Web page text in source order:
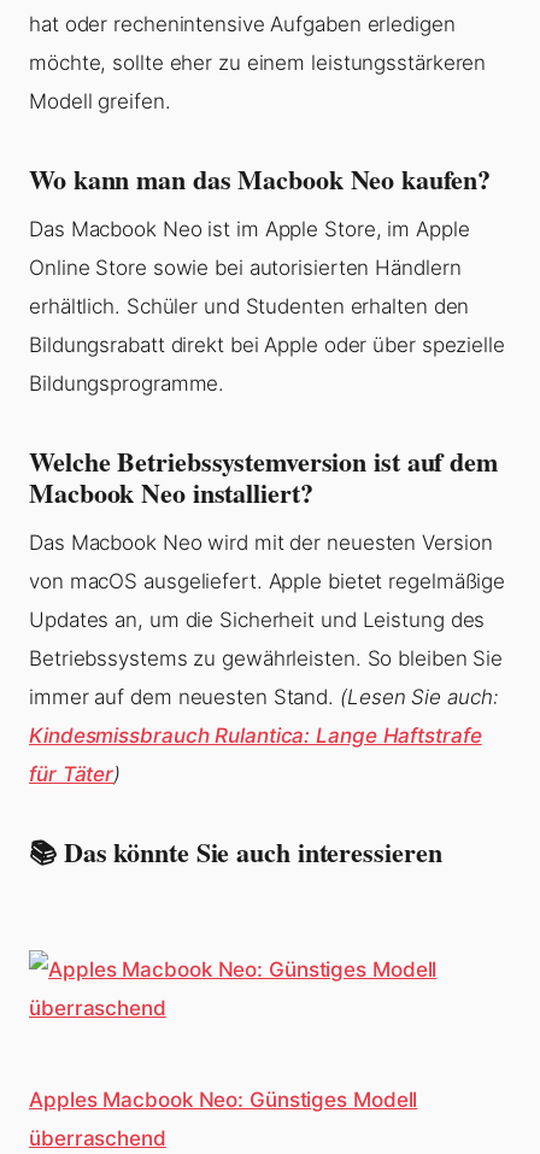
hat oder rechenintensive Aufgaben erledigen
möchte, sollte eher zu einem leistungsstärkeren
Modell greifen.
Wo kann man das Macbook Neo kaufen?
Das Macbook Neo ist im Apple Store, im Apple
Online Store sowie bei autorisierten Händlern
erhältlich. Schüler und Studenten erhalten den
Bildungsrabatt direkt bei Apple oder über spezielle
Bildungsprogramme.
Welche Betriebssystemversion ist auf dem
Macbook Neo installiert?
Das Macbook Neo wird mit der neuesten Version
von macOS ausgeliefert. Apple bietet regelmäßige
Updates an, um die Sicherheit und Leistung des
Betriebssystems zu gewährleisten. So bleiben Sie
immer auf dem neuesten Stand. (Lesen Sie auch:
Kindesmissbrauch Rulantica: Lange Haftstrafe
für Täter)
📚 Das könnte Sie auch interessieren
Apples Macbook Neo: Günstiges Modell
überraschend